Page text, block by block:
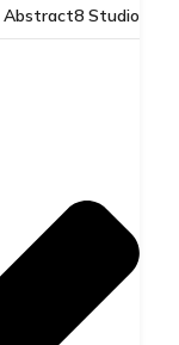
Abstract8 Studio